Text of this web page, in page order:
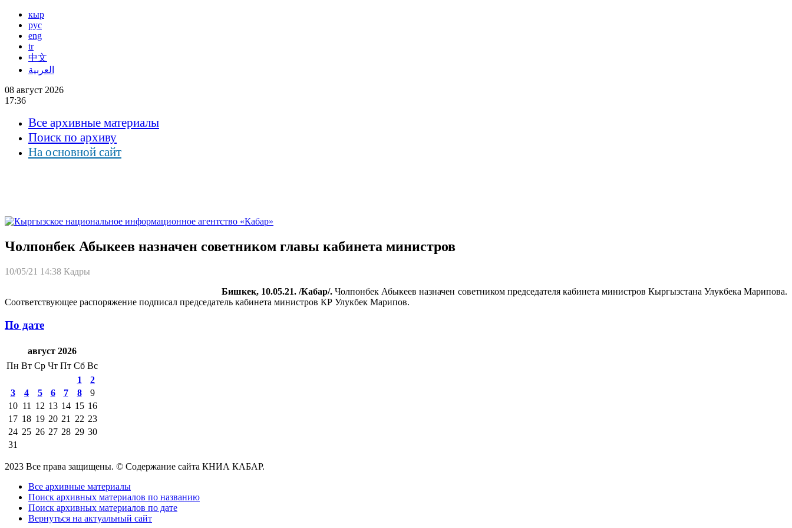
кыр
рус
eng
tr
中文
العربية
08 август 2026
17:36
Все архивные материалы
Поиск по архиву
На основной сайт
Чолпонбек Абыкеев назначен советником главы кабинета министров
10/05/21 14:38 Кадры
Бишкек, 10.05.21. /Кабар/. Чолпонбек Абыкеев назначен советником председателя кабинета министров Кыргызстана Улукбека Марипова.
Соответствующее распоряжение подписал председатель кабинета министров КР Улукбек Марипов.
По дате
август 2026
Пн Вт Ср Чт Пт Сб Вс
1
2
3
4 5 6 7 8
9
10 11 12 13 14 15 16
17 18 19 20 21 22 23
24 25 26 27 28 29 30
31
2023 Все права защищены. © Содержание сайта КНИА КАБАР.
Все архивные материалы
Поиск архивных материалов по названию
Поиск архивных материалов по дате
Вернуться на актуальный сайт